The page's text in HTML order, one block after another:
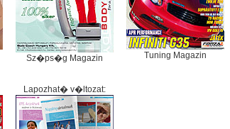
Sz�ps�g Magazin Tuning Magazin
Lapozhat� v�ltozat: